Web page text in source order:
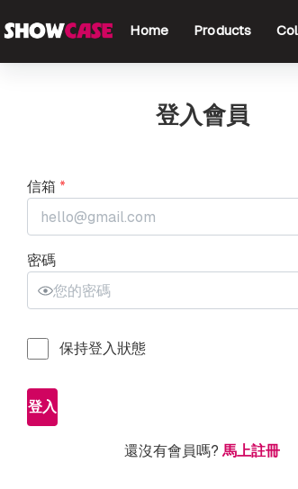
Home Products
登入會員
信箱 *
密碼
保持登入狀態
登入
還沒有會員嗎? 馬上註冊